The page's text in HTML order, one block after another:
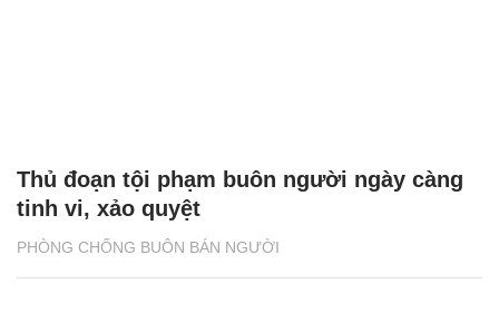
PHÒNG CHỐNG BUÔN BÁN NGƯỜI
Thủ đoạn tội phạm buôn người ngày càng
tinh vi, xảo quyệt